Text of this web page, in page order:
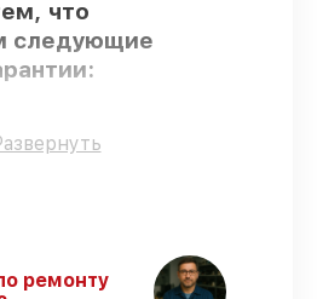
что
следующие
оригинальных
обучение и
что
ремонту